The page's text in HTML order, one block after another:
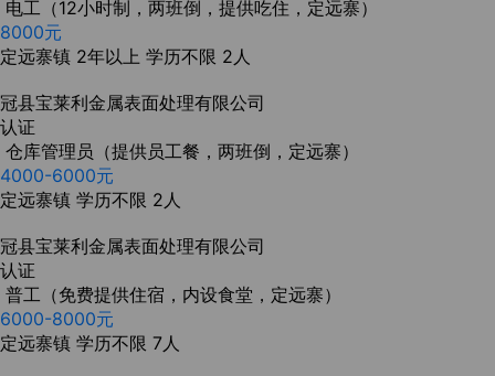
电工（12小时制，两班倒，提供吃住，定远寨）
8000元
定远寨镇 2年以上 学历不限 2人
冠县宝莱利金属表面处理有限公司
认证
仓库管理员（提供员工餐，两班倒，定远寨）
4000-6000元
定远寨镇 学历不限 2人
冠县宝莱利金属表面处理有限公司
认证
普工（免费提供住宿，内设食堂，定远寨）
6000-8000元
定远寨镇 学历不限 7人